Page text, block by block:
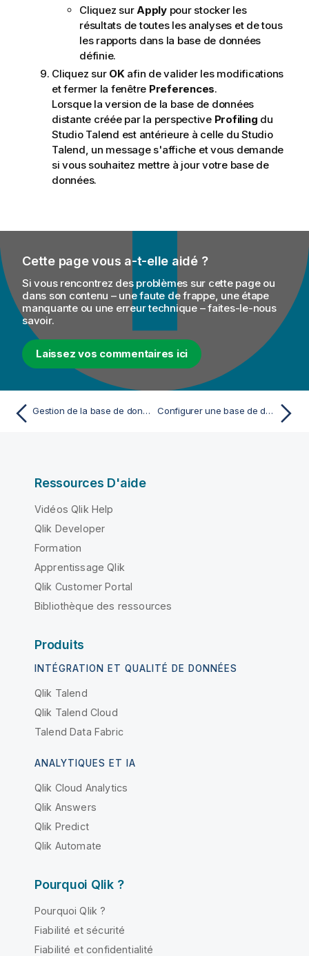
Cliquez surApplypour stocker les
résultats de toutes les analyses et de tous
les rapports dans la base de données
définie.
Cliquez sur OKafin de valider les modifications
et fermer la fenêtre Preferences.
Lorsque la version de la base de données
distante créée par la perspective Profiling du
Studio Talend est antérieure à celle du Studio
Talend, un message s'affiche et vous demande
si vous souhaitez mettre à jour votre base de
données.
Cette page vous a-t-elle aidé ?
Si vous rencontrez des problèmes sur cette page ou
dans son contenu – une faute de frappe, une étape
manquante ou une erreur technique – faites-le-nous
savoir.
Laissez vos commentaires ici
Gestion de la base de données de rapports Configurer une base de données pour un rapport individuel
Ressources D'aide
Vidéos Qlik Help
Qlik Developer
Formation
Apprentissage Qlik
Qlik Customer Portal
Bibliothèque des ressources
Produits
INTÉGRATION ET QUALITÉ DE DONNÉES
Qlik Talend
Qlik Talend Cloud
Talend Data Fabric
ANALYTIQUES ET IA
Qlik Cloud Analytics
Qlik Answers
Qlik Predict
Qlik Automate
Pourquoi Qlik ?
Pourquoi Qlik ?
Fiabilité et sécurité
Fiabilité et confidentialité